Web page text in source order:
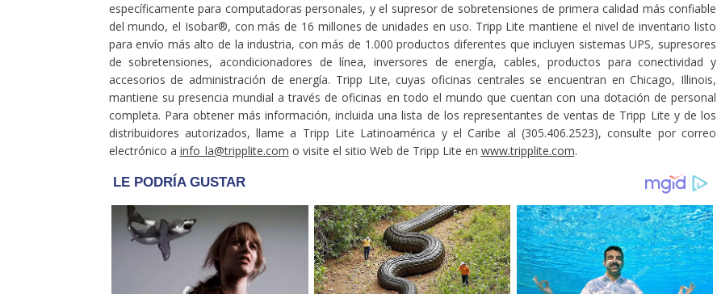
específicamente para computadoras personales, y el supresor de sobretensiones de primera calidad más confiable
del mundo, el Isobar®, con más de 16 millones de unidades en uso. Tripp Lite mantiene el nivel de inventario listo
para envío más alto de la industria, con más de 1.000 productos diferentes que incluyen sistemas UPS, supresores
de sobretensiones, acondicionadores de línea, inversores de energía, cables, productos para conectividad y
accesorios de administración de energía. Tripp Lite, cuyas oficinas centrales se encuentran en Chicago, Illinois,
mantiene su presencia mundial a través de oficinas en todo el mundo que cuentan con una dotación de personal
completa. Para obtener más información, incluida una lista de los representantes de ventas de Tripp Lite y de los
distribuidores autorizados, llame a Tripp Lite Latinoamérica y el Caribe al (305.406.2523), consulte por correo
electrónico a info_la@tripplite.com o visite el sitio Web de Tripp Lite en www.tripplite.com.